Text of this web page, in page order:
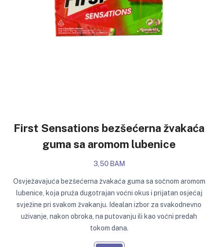
First Sensations bezšećerna žvakaća
guma sa aromom lubenice
3,50 BAM
Osvježavajuća bezšećerna žvakaća guma sa sočnom aromom
lubenice, koja pruža dugotrajan voćni okus i prijatan osjećaj
svježine pri svakom žvakanju. Idealan izbor za svakodnevno
uživanje, nakon obroka, na putovanju ili kao voćni predah
tokom dana.